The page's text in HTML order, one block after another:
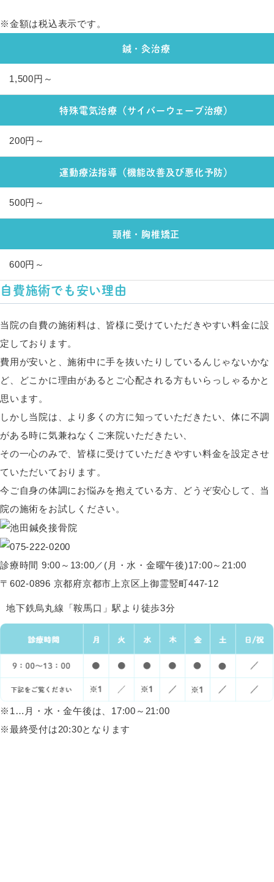
※金額は税込表示です。
鍼・灸治療
1,500円～
特殊電気治療（サイバーウェーブ治療）
200円～
運動療法指導（機能改善及び悪化予防）
500円～
頸椎・胸椎矯正
600円～
自費施術でも安い理由
当院の自費の施術料は、皆様に受けていただきやすい料金に設
定しております。
費用が安いと、施術中に手を抜いたりしているんじゃないかな
ど、どこかに理由があるとご心配される方もいらっしゃるかと
思います。
しかし当院は、より多くの方に知っていただきたい、体に不調
がある時に気兼ねなくご来院いただきたい、
その一心のみで、皆様に受けていただきやすい料金を設定させ
ていただいております。
今ご自身の体調にお悩みを抱えている方、どうぞ安心して、当
院の施術をお試しください。
診療時間 9:00～13:00／(月・水・金曜午後)17:00～21:00
〒602-0896 京都府京都市上京区上御霊竪町447-12
地下鉄烏丸線「鞍馬口」駅より徒歩3分
※1…月・水・金午後は、17:00～21:00
※最終受付は20:30となります